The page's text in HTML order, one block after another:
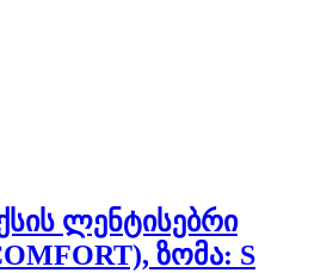
ლენტისებრი
ზომა: S